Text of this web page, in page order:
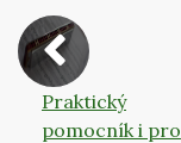
Praktický
pomocník i pro